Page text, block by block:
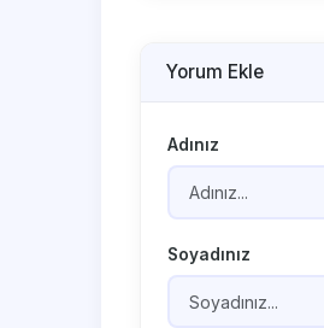
Yorum Ekle
Adınız
Soyadınız